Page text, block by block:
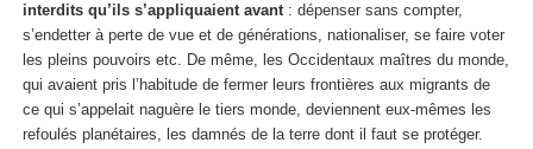
interdits qu’ils s’appliquaient avant: dépenser sans compter,
s’endetter à perte de vue et de générations, nationaliser, se faire voter
les pleins pouvoirs etc. De même, les Occidentaux maîtres du monde,
qui avaient pris l’habitude de fermer leurs frontières aux migrants de
ce qui s’appelait naguère le tiers monde, deviennent eux-mêmes les
refoulés planétaires, les damnés de la terre dont il faut se protéger.